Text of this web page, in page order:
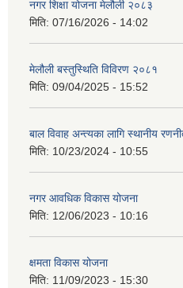
नगर शिक्षा योजना मेलौली २०८३
मिति: 07/16/2026 - 14:02
मेलौली बस्तुस्थिति विविरण २०८१
मिति: 09/04/2025 - 15:52
बाल विवाह अन्त्यका लागि स्थानीय
मिति: 10/23/2024 - 10:55
नगर आवधिक विकास योजना
मिति: 12/06/2023 - 10:16
क्षमता विकास योजना
मिति: 11/09/2023 - 15:30